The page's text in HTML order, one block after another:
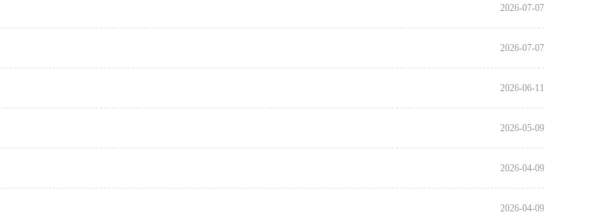
2026-07-07
2026-07-07
2026-06-11
2026-05-09
2026-04-09
2026-04-09